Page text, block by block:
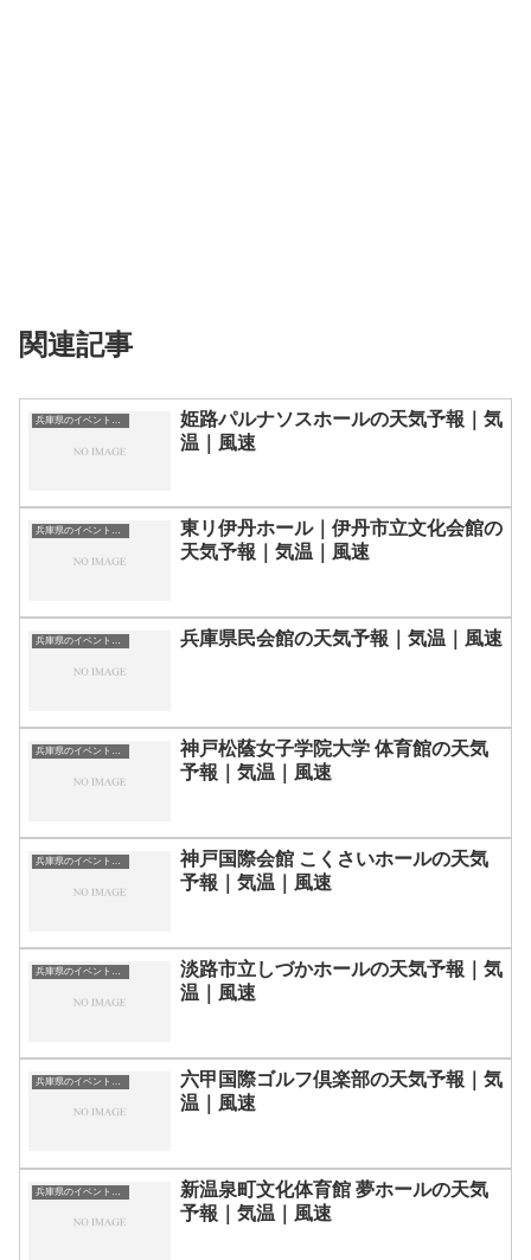
関連記事
兵庫県のイベント会場一覧
姫路パルナソスホールの天気予報｜気
温｜風速
兵庫県のイベント会場一覧
東リ伊丹ホール｜伊丹市立文化会館の
天気予報｜気温｜風速
兵庫県のイベント会場一覧 兵庫県民会館の天気予報｜気温｜風速
兵庫県のイベント会場一覧
神戸松蔭女子学院大学 体育館の天気
予報｜気温｜風速
兵庫県のイベント会場一覧
神戸国際会館 こくさいホールの天気
予報｜気温｜風速
兵庫県のイベント会場一覧
淡路市立しづかホールの天気予報｜気
温｜風速
兵庫県のイベント会場一覧
六甲国際ゴルフ倶楽部の天気予報｜気
温｜風速
新温泉町文化体育館 夢ホールの天気
予報｜気温｜風速